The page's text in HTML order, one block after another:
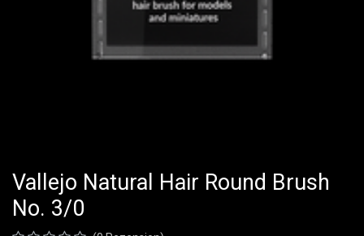
Vallejo Natural Hair Round Brush
No. 3/0